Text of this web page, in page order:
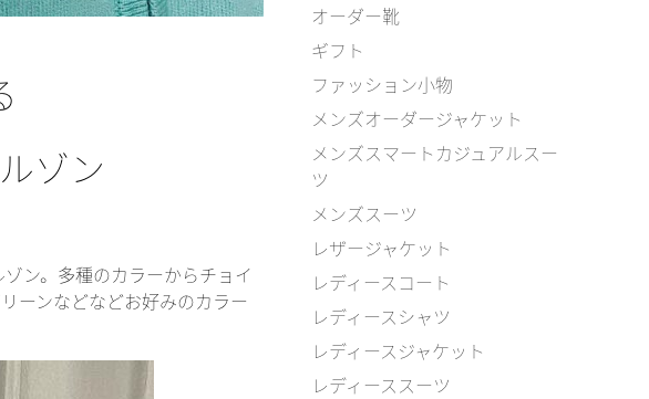
ゾン
ン。多種のカラーからチョイ
ーンなどなどお好みのカラー
オーダー靴
ギフト
ファッション小物
メンズオーダージャケット
メンズスマートカジュアルスー
ツ
メンズスーツ
レザージャケット
レディースコート
レディースシャツ
レディースジャケット
レディーススーツ